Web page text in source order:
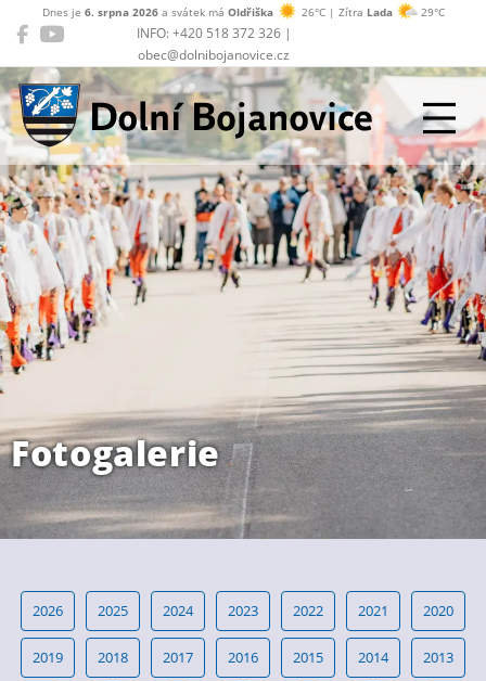
INFO: +420 518 372 326 |
obec@dolnibojanovice.cz
Dnes je 6. srpna 2026a svátek má Oldřiška 26°C | Zítra Lada 29°C
Dolní Bojanovice
Fotogalerie
2026 2025 2024 2023 2022 2021 2020
2019 2018 2017 2016 2015 2014 2013